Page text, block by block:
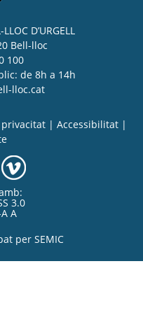
D’URGELL
Bell-lloc
100
de 8h a 14h
lloc.cat
privacitat Accessibilitat
3.0
A
per SEMIC